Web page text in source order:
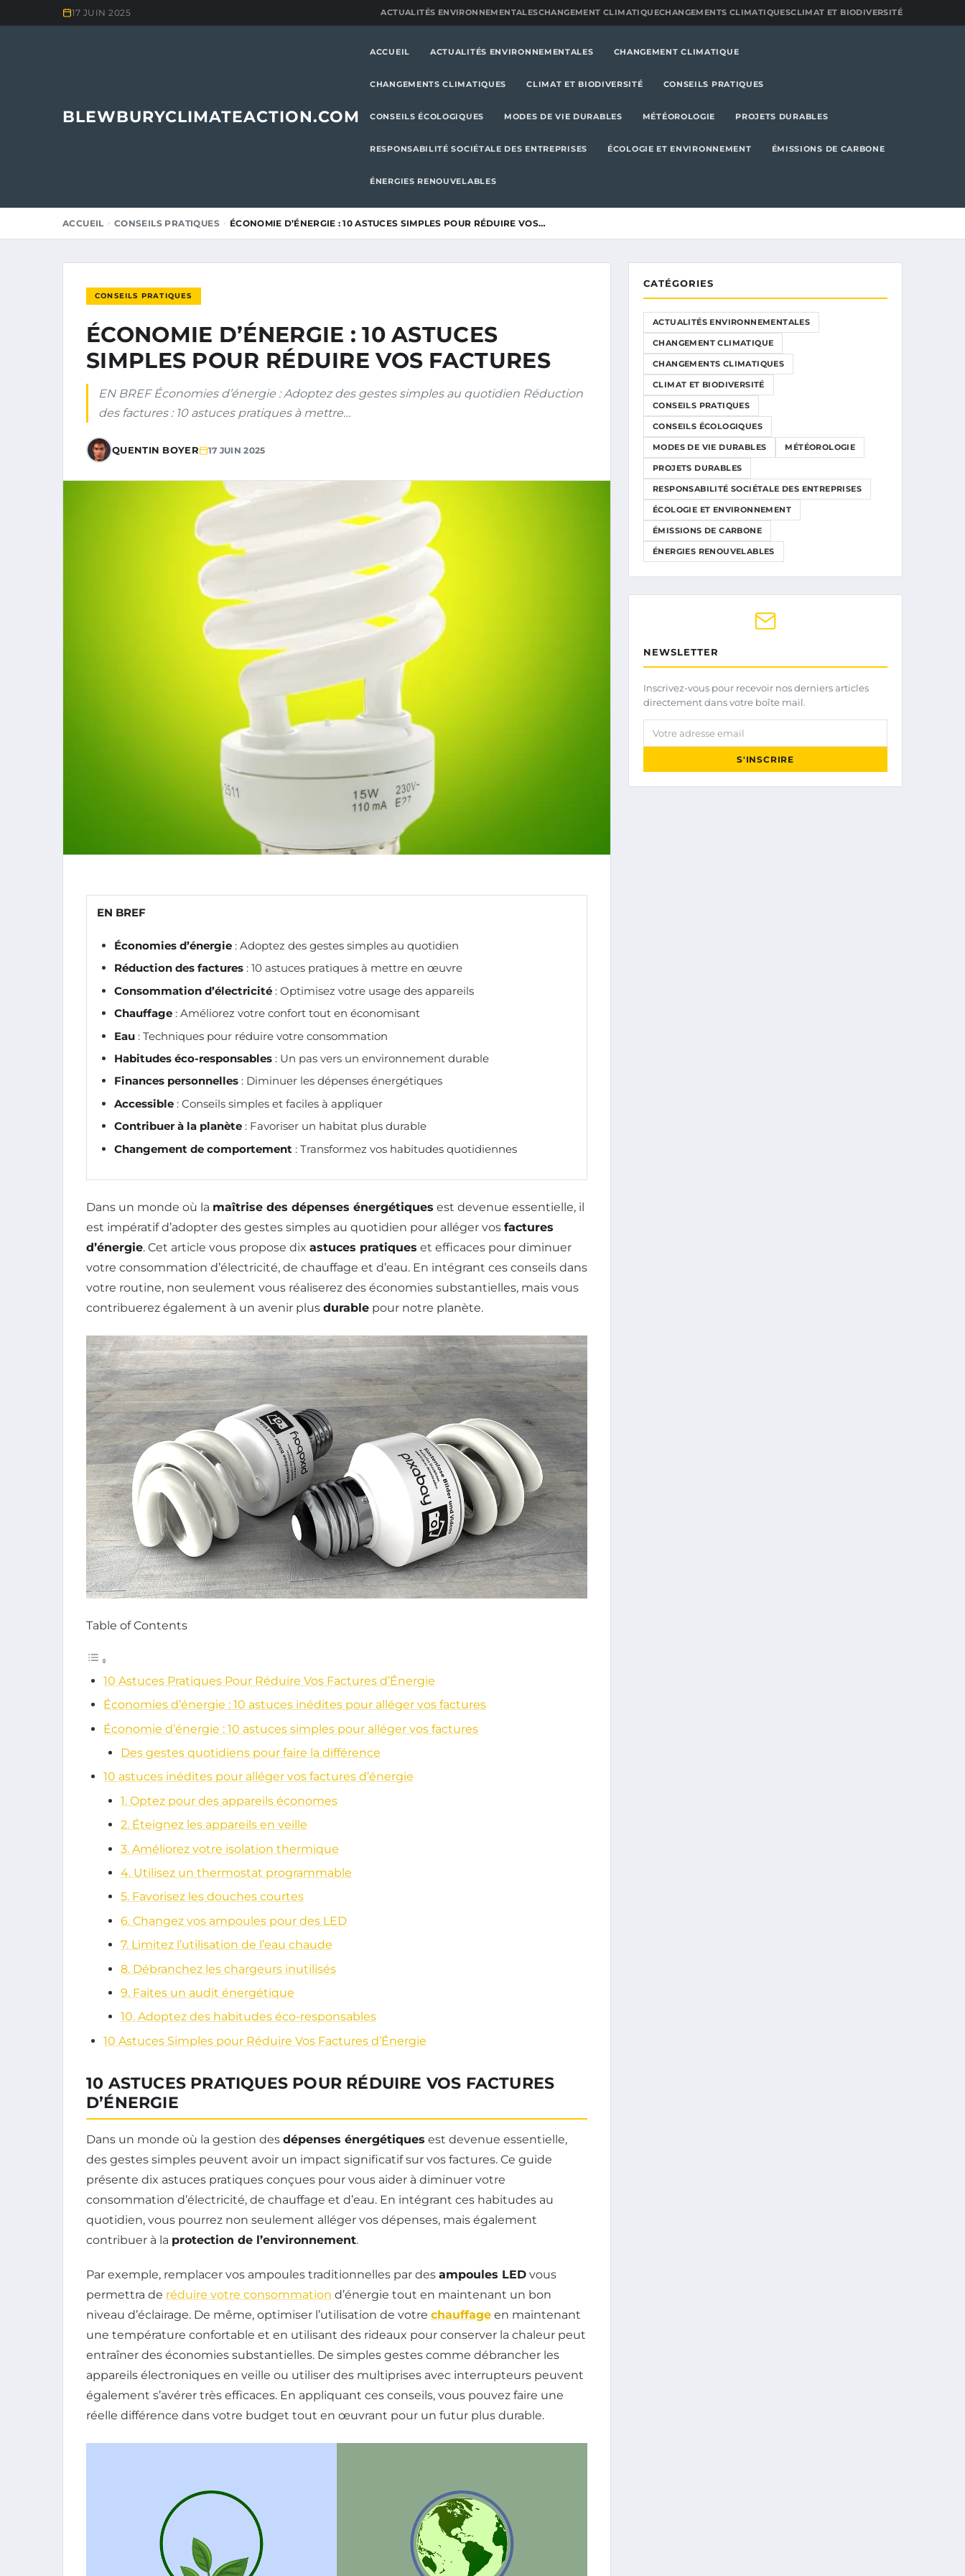
17 JUIN 2025 ACTUALITÉS ENVIRONNEMENTALESCHANGEMENT CLIMATIQUECHANGEMENTS CLIMATIQUESCLIMAT ET BIODIVERSITÉ
BLEWBURYCLIMATEACTION.COM
ACCUEIL ACTUALITÉS ENVIRONNEMENTALES CHANGEMENT CLIMATIQUE
CHANGEMENTS CLIMATIQUES CLIMAT ET BIODIVERSITÉ CONSEILS PRATIQUES
CONSEILS ÉCOLOGIQUES MODES DE VIE DURABLES MÉTÉOROLOGIE PROJETS DURABLES
RESPONSABILITÉ SOCIÉTALE DES ENTREPRISES ÉCOLOGIE ET ENVIRONNEMENT ÉMISSIONS DE CARBONE
ÉNERGIES RENOUVELABLES
ACCUEIL CONSEILS PRATIQUES ÉCONOMIE D’ÉNERGIE : 10 ASTUCES SIMPLES POUR RÉDUIRE VOS…
CONSEILS PRATIQUES
ÉCONOMIE D’ÉNERGIE : 10 ASTUCES
SIMPLES POUR RÉDUIRE VOS FACTURES
EN BREF Économies d’énergie : Adoptez des gestes simples au quotidien Réduction
des factures : 10 astuces pratiques à mettre…
QUENTIN BOYER 17 JUIN 2025
EN BREF
Économies d’énergie : Adoptez des gestes simples au quotidien
Réduction des factures : 10 astuces pratiques à mettre en œuvre
Consommation d’électricité : Optimisez votre usage des appareils
Chauffage : Améliorez votre confort tout en économisant
Eau : Techniques pour réduire votre consommation
Habitudes éco-responsables : Un pas vers un environnement durable
Finances personnelles : Diminuer les dépenses énergétiques
Accessible : Conseils simples et faciles à appliquer
Contribuer à la planète : Favoriser un habitat plus durable
Changement de comportement : Transformez vos habitudes quotidiennes
Dans un monde où la maîtrise des dépenses énergétiques est devenue essentielle, il
est impératif d’adopter des gestes simples au quotidien pour alléger vos factures
d’énergie. Cet article vous propose dix astuces pratiques et efficaces pour diminuer
votre consommation d’électricité, de chauffage et d’eau. En intégrant ces conseils dans
votre routine, non seulement vous réaliserez des économies substantielles, mais vous
contribuerez également à un avenir plus durable pour notre planète.
Table of Contents
10 Astuces Pratiques Pour Réduire Vos Factures d’Énergie
Économies d’énergie : 10 astuces inédites pour alléger vos factures
Économie d’énergie : 10 astuces simples pour alléger vos factures
Des gestes quotidiens pour faire la différence
10 astuces inédites pour alléger vos factures d’énergie
1. Optez pour des appareils économes
2. Éteignez les appareils en veille
3. Améliorez votre isolation thermique
4. Utilisez un thermostat programmable
5. Favorisez les douches courtes
6. Changez vos ampoules pour des LED
7. Limitez l’utilisation de l’eau chaude
8. Débranchez les chargeurs inutilisés
9. Faites un audit énergétique
10. Adoptez des habitudes éco-responsables
10 Astuces Simples pour Réduire Vos Factures d’Énergie
10 ASTUCES PRATIQUES POUR RÉDUIRE VOS FACTURES
D’ÉNERGIE
Dans un monde où la gestion des dépenses énergétiques est devenue essentielle,
des gestes simples peuvent avoir un impact significatif sur vos factures. Ce guide
présente dix astuces pratiques conçues pour vous aider à diminuer votre
consommation d’électricité, de chauffage et d’eau. En intégrant ces habitudes au
quotidien, vous pourrez non seulement alléger vos dépenses, mais également
contribuer à la protection de l’environnement.
Par exemple, remplacer vos ampoules traditionnelles par des ampoules LED vous
permettra de réduire votre consommation d’énergie tout en maintenant un bon
niveau d’éclairage. De même, optimiser l’utilisation de votre chauffage en maintenant
une température confortable et en utilisant des rideaux pour conserver la chaleur peut
entraîner des économies substantielles. De simples gestes comme débrancher les
appareils électroniques en veille ou utiliser des multiprises avec interrupteurs peuvent
également s’avérer très efficaces. En appliquant ces conseils, vous pouvez faire une
réelle différence dans votre budget tout en œuvrant pour un futur plus durable.
CATÉGORIES
ACTUALITÉS ENVIRONNEMENTALES
CHANGEMENT CLIMATIQUE
CHANGEMENTS CLIMATIQUES
CLIMAT ET BIODIVERSITÉ
CONSEILS PRATIQUES
CONSEILS ÉCOLOGIQUES
MODES DE VIE DURABLES MÉTÉOROLOGIE
PROJETS DURABLES
RESPONSABILITÉ SOCIÉTALE DES ENTREPRISES
ÉCOLOGIE ET ENVIRONNEMENT
ÉMISSIONS DE CARBONE
ÉNERGIES RENOUVELABLES
NEWSLETTER
Inscrivez-vous pour recevoir nos derniers articles
directement dans votre boîte mail.
Votre adresse email
S'INSCRIRE